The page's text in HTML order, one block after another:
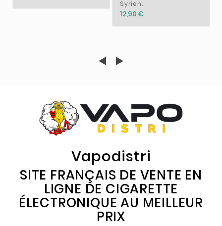
Syrien.
12,90 €
Vapodistri
SITE FRANÇAIS DE VENTE EN
LIGNE DE CIGARETTE
ÉLECTRONIQUE AU MEILLEUR
PRIX